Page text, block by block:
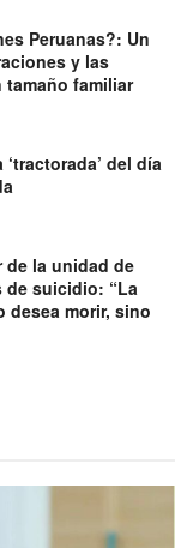
Peruanas?: Un
y las
familiar
del día
de la unidad de
suicidio: “La
desea morir, sino